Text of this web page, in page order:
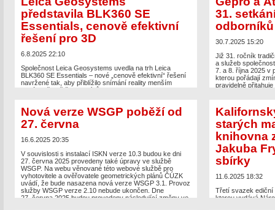
č. 283/2021. Komora se na těchto změnách zákonů
a vyhlášky spolupodílela, zejména v oblastech
dotýkajících se zeměměřických činností ve výstavbě.
Nastavená spolupráce s resortem ČÚZK, kde […]
The postZměny v legislativě od srpna. Česká komora
zeměměřičů pracuje na navazujících předpisech
appeared first on
dotýkajících se
Nastavená
The postOd srpna
first onZeměměřič
představila BLK360 SE
Essentials, cenově efektivní
řešení pro 3D
6.8.2025 22:10
Společnost Leica Geosystems uvedla na trh Leica
BLK360 SE Essentials – nové „cenově efektivní“ řešení
navržené tak, aby přiblížilo snímání reality menším
Leica Cyclone Field 360 pro práci v terénu a software
PinPoint pro převod […]
Essentials, cenově efektivní řešení pro 3D
31.
odborníků
30.7.2025 15:20
Již 31. ročník
a služeb
7. a 8. října 2025 v
kterou pořádají
pravidelně
tradičně spojuje
stavebnictví i
[…]
The postGepro a
odborníků
Nová verze WSGP poběží od
27. června
16.6.2025 20:35
V souvislosti s instalací ISKN verze 10.3 budou ke dni
27. června 2025 provedeny také úpravy ve službě
WSGP. Na webu věnované této webové službě pro
vyhotovitele a ověřovatele geometrických plánů ČÚZK
uvádí, že bude nasazena nová verze WSGP 3.1. Provoz
služby WSGP verze 2.10 nebude ukončen. Dne
27. června 2025 budou provedeny následující změny ve
starých
knihovna
Jakuba
sbírky
11.6.2025 18:32
Třetí svazek ediční
kterou vydává